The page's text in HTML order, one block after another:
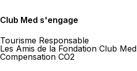
Club Med s'engage
Tourisme Responsable
Les Amis de la Fondation Club Med
Compensation CO2